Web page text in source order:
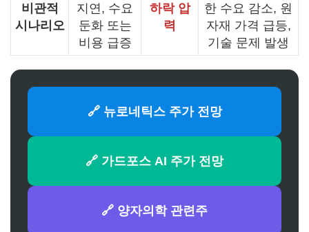
비관적
시나리오
지연, 수요
둔화 또는
비용 급증
하락 압
력
한 수요 감소, 원
자재 가격 급등,
기술 문제 발생
🔗 뉴로네틱스 주가 전망
🔗 가드포스 AI 주가 전망
🔗 양자의학 관련주